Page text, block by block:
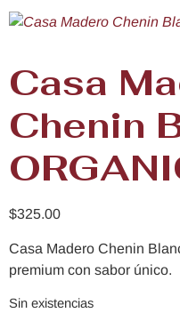
Casa
Chenin
$325.00
Casa Madero Chenin
premium con sabor único.
Sin existencias